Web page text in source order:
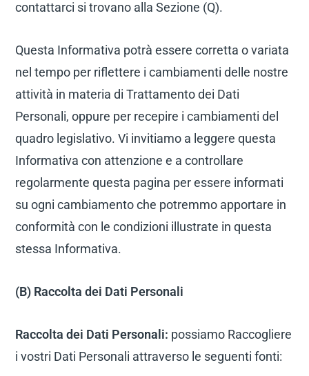
contattarci si trovano alla Sezione (Q).
Questa Informativa potrà essere corretta o variata
nel tempo per riflettere i cambiamenti delle nostre
attività in materia di Trattamento dei Dati
Personali, oppure per recepire i cambiamenti del
quadro legislativo. Vi invitiamo a leggere questa
Informativa con attenzione e a controllare
regolarmente questa pagina per essere informati
su ogni cambiamento che potremmo apportare in
conformità con le condizioni illustrate in questa
stessa Informativa.
(B) Raccolta dei Dati Personali
Raccolta dei Dati Personali: possiamo Raccogliere
i vostri Dati Personali attraverso le seguenti fonti: